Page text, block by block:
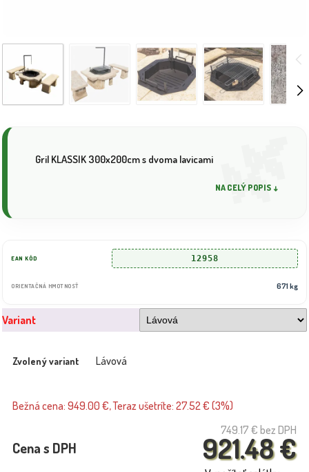
Gril KLASSIK 300x200cm s dvoma lavicami
NA CELÝ POPIS ↓
EAN KÓD 12958
ORIENTAČNÁ HMOTNOSŤ 671 kg
Variant
Zvolený variant Lávová
Bežná cena: 949.00 €, Teraz ušetríte: 27.52 € (3%)
749.17 € bez DPH
921.48 €
Cena s DPH